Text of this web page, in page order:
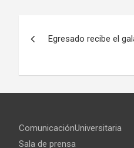
Egresado recibe el
ComunicaciónUniversitaria
Sala de prensa